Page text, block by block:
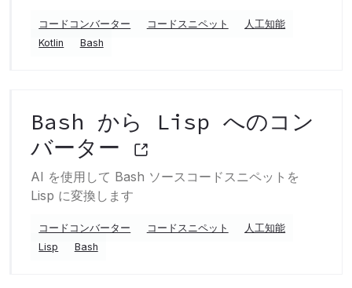
コードコンバーター コードスニペット
人工知能
Kotlin
Bash
Bash から Lisp へのコン
バーター
AI を使用して Bash ソースコードスニペットを
Lisp に変換します
コードコンバーター コードスニペット
人工知能
Lisp
Bash